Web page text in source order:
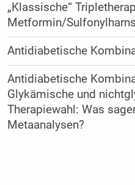
„Klassische“
Metformin/
Antidiabetische
Antidiabetische
Glykämische und
Therapiewahl: Was
Metaanalysen?